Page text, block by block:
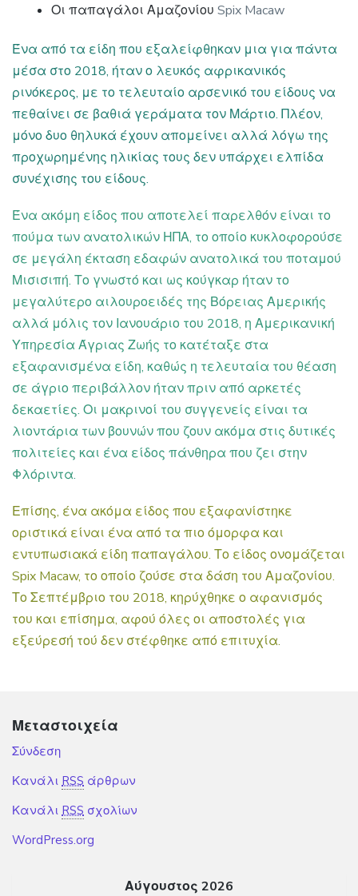
Οι παπαγάλοι Αμαζονίου Spix Macaw
Ένα από τα είδη που εξαλείφθηκαν μια για πάντα
μέσα στο 2018, ήταν ο λευκός αφρικανικός
ρινόκερος, με το τελευταίο αρσενικό του είδους να
πεθαίνει σε βαθιά γεράματα τον Μάρτιο. Πλέον,
μόνο δυο θηλυκά έχουν απομείνει αλλά λόγω της
προχωρημένης ηλικίας τους δεν υπάρχει ελπίδα
συνέχισης του είδους.
Ένα ακόμη είδος που αποτελεί παρελθόν είναι το
πούμα των ανατολικών ΗΠΑ, το οποίο κυκλοφορούσε
σε μεγάλη έκταση εδαφών ανατολικά του ποταμού
Μισισιπή. Το γνωστό και ως κούγκαρ ήταν το
μεγαλύτερο αιλουροειδές της Βόρειας Αμερικής
αλλά μόλις τον Ιανουάριο του 2018, η Αμερικανική
Υπηρεσία Άγριας Ζωής το κατέταξε στα
εξαφανισμένα είδη, καθώς η τελευταία του θέαση
σε άγριο περιβάλλον ήταν πριν από αρκετές
δεκαετίες. Οι μακρινοί του συγγενείς είναι τα
λιοντάρια των βουνών που ζουν ακόμα στις δυτικές
πολιτείες και ένα είδος πάνθηρα που ζει στην
Φλόριντα.
Επίσης, ένα ακόμα είδος που εξαφανίστηκε
οριστικά είναι ένα από τα πιο όμορφα και
εντυπωσιακά είδη παπαγάλου. Το είδος ονομάζεται
Spix Macaw, το οποίο ζούσε στα δάση του Αμαζονίου.
Το Σεπτέμβριο του 2018, κηρύχθηκε ο αφανισμός
του και επίσημα, αφού όλες οι αποστολές για
εξεύρεσή τού δεν στέφθηκε από επιτυχία.
Μεταστοιχεία
Σύνδεση
Κανάλι RSS άρθρων
Κανάλι RSS σχολίων
WordPress.org
Αύγουστος 2026